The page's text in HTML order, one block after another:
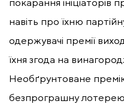
покарання ініціаторів
навіть про їхню
одержувачі премії
їхня згода на
Необґрунтоване
безпрограшну лотерею,